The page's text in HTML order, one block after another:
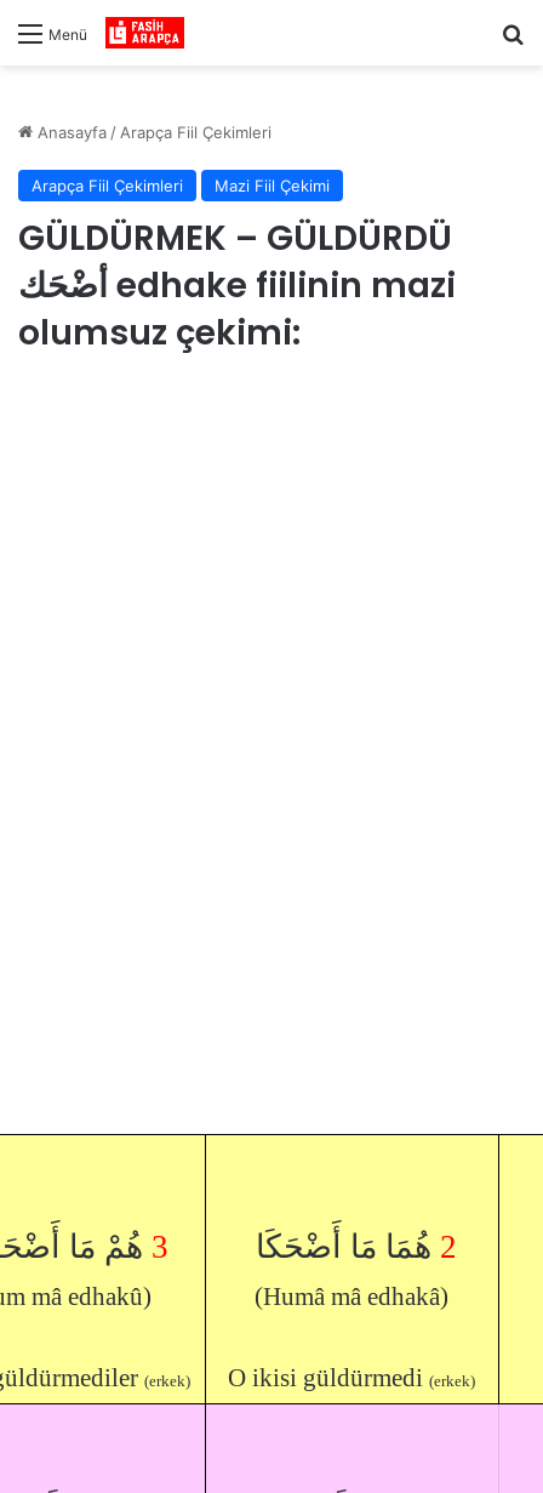
Menü
Anasayfa / Arapça Fiil Çekimleri
Arapça Fiil Çekimleri Mazi Fiil Çekimi
GÜLDÜRMEK – GÜLDÜRDÜ
أضْحَك edhake fiilinin mazi
olumsuz çekimi:
هُمْ مَا 3
mâ edhakû)
(erkek)
هُمَا مَا أَضْحَكَا 2
(Humâ mâ edhakâ)
O ikisi güldürmedi(erkek)